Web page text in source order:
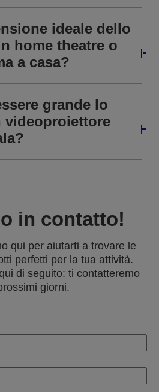
ideale dello
home theatre o
a casa?
grande lo
videoproiettore
in contatto!
qui per aiutarti a trovare le
perfetti per la tua attività.
di seguito: ti contatteremo
giorni.